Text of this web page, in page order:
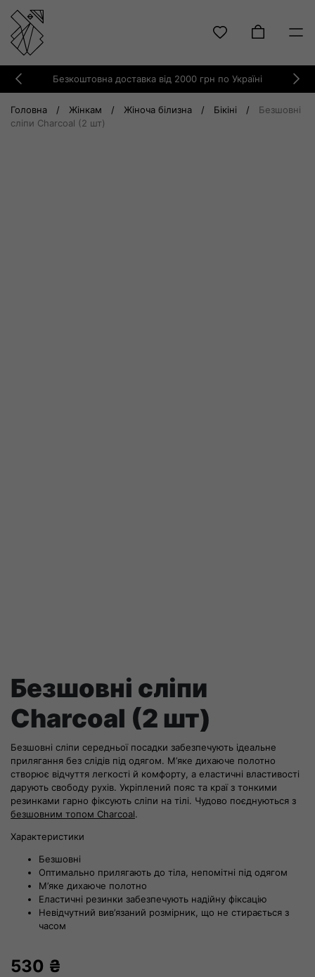
content
Безкоштовна доставка від 2000 грн по Україні
Previous
Головна / Жінкам / Жіноча білизна / Бікіні /
Безшовні
сліпи Charcoal (2 шт)
Безшовні сліпи
Charcoal (2 шт)
Безшовні сліпи середньої посадки забезпечують ідеальне
прилягання без слідів під одягом. М’яке дихаюче полотно
створює відчуття легкості й комфорту, а еластичні властивості
дарують свободу рухів. Укріплений пояс та краї з тонкими
резинками гарно фіксують сліпи на тілі. Чудово поєднуються з
безшовним топом Charcoal.
Характеристики
Безшовні
Оптимально прилягають до тіла, непомітні під одягом
М’яке дихаюче полотно
Еластичні резинки забезпечують надійну фіксацію
Невідчутний вив’язаний розмірник, що не стирається з
часом
530 ₴